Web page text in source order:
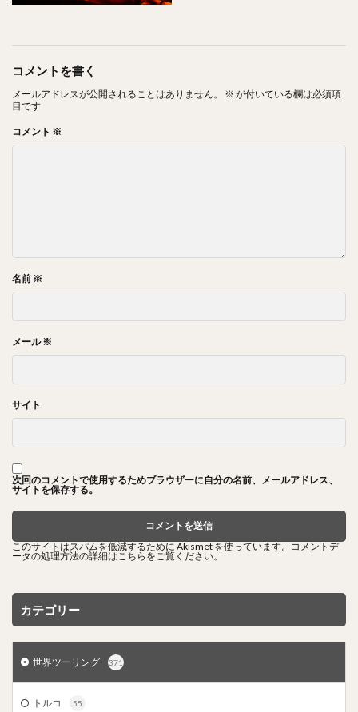
コメントを書く
メールアドレスが公開されることはありません。 ※ が付いている欄は必須項
目です
コメント ※
名前 ※
メール※
サイト
次回のコメントで使用するためブラウザーに自分の名前、メールアドレス、
サイトを保存する。
このサイトはスパムを低減するために Akismet を使っています。
コメントデ
ータの処理方法の詳細はこちらをご覧ください。
カテゴリー
世界ツーリング 371
トルコ 55